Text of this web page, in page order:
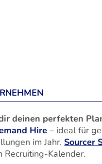
deinen perfekten
Hire – ideal für
im Jahr. Sourcer
Recruiting-Kalender.